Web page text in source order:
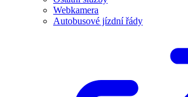
Webkamera
Autobusové jízdní řády